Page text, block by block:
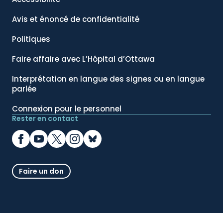
Avis et énoncé de confidentialité
Politiques
Faire affaire avec L’Hôpital d’Ottawa
Interprétation en langue des signes ou en langue
parlée
Connexion pour le personnel
Rester en contact
Faire un don